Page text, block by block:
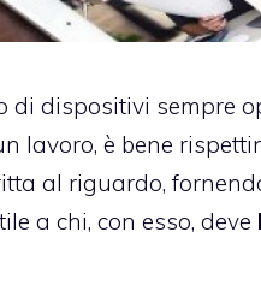
dispositivi sempre
lavoro, è bene
al riguardo,
a chi, con esso, deve